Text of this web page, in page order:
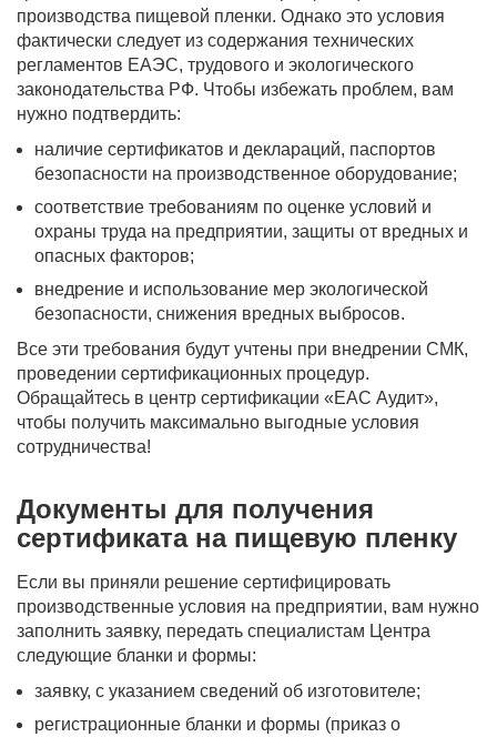
производства пищевой пленки. Однако это условия
фактически следует из содержания технических
регламентов ЕАЭС, трудового и экологического
законодательства РФ. Чтобы избежать проблем, вам
нужно подтвердить:
наличие сертификатов и деклараций, паспортов
безопасности на производственное оборудование;
соответствие требованиям по оценке условий и
охраны труда на предприятии, защиты от вредных и
опасных факторов;
внедрение и использование мер экологической
безопасности, снижения вредных выбросов.
Все эти требования будут учтены при внедрении СМК,
проведении сертификационных процедур.
Обращайтесь в центр сертификации «ЕАС Аудит»,
чтобы получить максимально выгодные условия
сотрудничества!
Документы для получения
сертификата на пищевую пленку
Если вы приняли решение сертифицировать
производственные условия на предприятии, вам нужно
заполнить заявку, передать специалистам Центра
следующие бланки и формы:
заявку, с указанием сведений об изготовителе;
регистрационные бланки и формы (приказ о